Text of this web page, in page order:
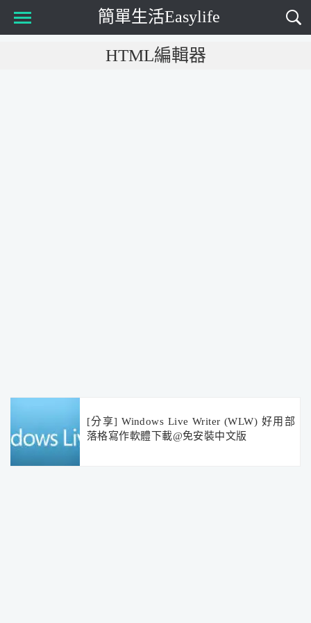
簡單生活Easylife
HTML編輯器
[分享] Windows Live Writer (WLW) 好用部
落格寫作軟體下載@免安裝中文版